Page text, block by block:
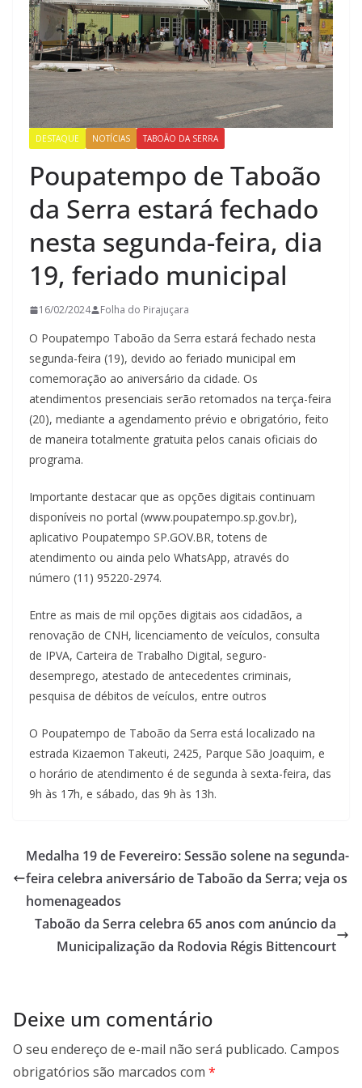
DESTAQUE NOTÍCIAS TABOÃO DA SERRA
Poupatempo de Taboão
da Serra estará fechado
nesta segunda-feira, dia
19, feriado municipal
16/02/2024 Folha do Pirajuçara
O Poupatempo Taboão da Serra estará fechado nesta
segunda-feira (19), devido ao feriado municipal em
comemoração ao aniversário da cidade. Os
atendimentos presenciais serão retomados na terça-feira
(20), mediante a agendamento prévio e obrigatório, feito
de maneira totalmente gratuita pelos canais oficiais do
programa.
Importante destacar que as opções digitais continuam
disponíveis no portal (www.poupatempo.sp.gov.br),
aplicativo Poupatempo SP.GOV.BR, totens de
atendimento ou ainda pelo WhatsApp, através do
número (11) 95220-2974.
Entre as mais de mil opções digitais aos cidadãos, a
renovação de CNH, licenciamento de veículos, consulta
de IPVA, Carteira de Trabalho Digital, seguro-
desemprego, atestado de antecedentes criminais,
pesquisa de débitos de veículos, entre outros
O Poupatempo de Taboão da Serra está localizado na
estrada Kizaemon Takeuti, 2425, Parque São Joaquim, e
o horário de atendimento é de segunda à sexta-feira, das
9h às 17h, e sábado, das 9h às 13h.
Medalha 19 de Fevereiro: Sessão solene na segunda-
feira celebra aniversário de Taboão da Serra; veja os
homenageados
Taboão da Serra celebra 65 anos com anúncio da
Municipalização da Rodovia Régis Bittencourt
Deixe um comentário
O seu endereço de e-mail não será publicado. Campos
obrigatórios são marcados com *